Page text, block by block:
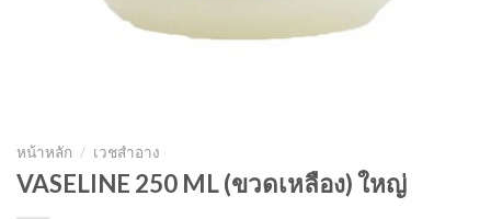
หน้าหลัก / เวชสำอาง
VASELINE 250 ML (ขวดเหลือง) ใหญ่